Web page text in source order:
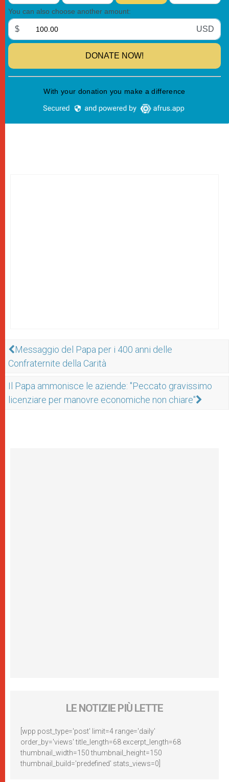
Messaggio del Papa per i 400 anni delle
Confraternite della Carità
Il Papa ammonisce le aziende: "Peccato gravissimo
licenziare per manovre economiche non chiare"
LE NOTIZIE PIÙ LETTE
[wpp post_type='post' limit=4 range='daily'
order_by='views' title_length=68 excerpt_length=68
thumbnail_width=150 thumbnail_height=150
thumbnail_build='predefined' stats_views=0]